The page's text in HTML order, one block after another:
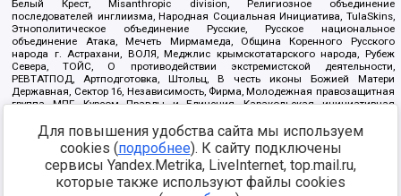
Белый Крест, Misanthropic division, Религиозное объединение
последователей инглиизма, Народная Социальная Инициатива, TulaSkins,
Этнополитическое объединение Русские, Русское национальное
объединение Атака, Мечеть Мирмамеда, Община Коренного Русского
народа г. Астрахани, ВОЛЯ, Меджлис крымскотатарского народа, Рубеж
Севера, ТОЙС, О противодействии экстремистской деятельности,
РЕВТАТПОД, Артподготовка, Штольц, В честь иконы Божией Матери
Державная, Сектор 16, Независимость, Фирма, Молодежная правозащитная
группа МПГ, Курсом Правды и Единения, Каракольская инициативная
Благотворительный пансионат Ак Умут, Русская республика Русь,
Арестантское уголовное единство, Башкорт, Нация и свобода, W.H.С., Фалунь
Дафа, Иртыш Ultras, Русский Патриотический клуб-Новокузнецк/РПК,
Сибирский державный союз, Фонд борьбы с коррупцией, Фонд защиты прав
граждан, Штабы Навального, Совет граждан СССР Прикубанского округа г.
Для повышения удобства сайта мы используем
cookies (подробнее). К сайту подключены
сервисы Yandex.Metrika, LiveInternet, top.mail.ru,
которые также используют файлы cookies